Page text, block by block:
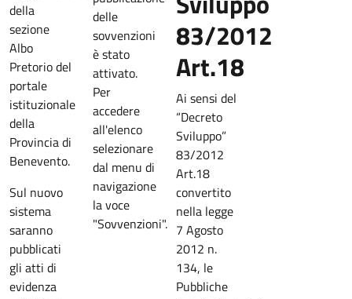
della
sezione
Albo
Pretorio del
portale
istituzionale
della
Provincia di
Benevento.
Sul nuovo
sistema
saranno
pubblicati
gli atti di
evidenza
delle
sovvenzioni
è stato
attivato.
Per
accedere
all'elenco
selezionare
dal menu di
navigazione
la voce
"Sovvenzioni".
83/2012
Art.18
Ai sensi del
“Decreto
Sviluppo”
83/2012
Art.18
convertito
nella legge
7 Agosto
2012 n.
134, le
Pubbliche